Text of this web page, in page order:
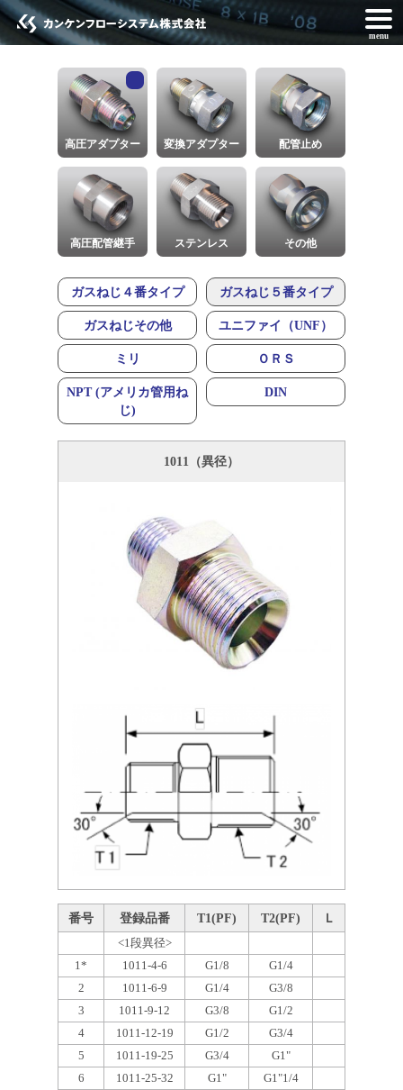
menu
高圧アダプター 変換アダプター 配管止め
高圧配管継手 ステンレス その他
ガスねじ４番タイプ ガスねじ５番タイプ
ガスねじその他 ユニファイ（UNF）
ミリ ＯＲＳ
NPT (アメリカ管用ね
じ)
DIN
1011（異径）
番号 登録品番 T1(PF) T2(PF) Ｌ
<1段異径>
1*
1011-4-6 G1/8
G1/4
2
1011-6-9 G1/4
G3/8
3
1011-9-12 G3/8
G1/2
4
1011-12-19 G1/2
G3/4
5
1011-19-25 G3/4
G1"
6
1011-25-32 G1"
G1"1/4